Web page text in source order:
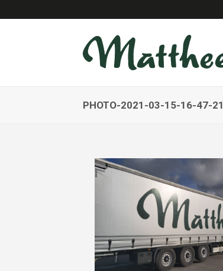
PHOTO-2021-03-15-16-47-21